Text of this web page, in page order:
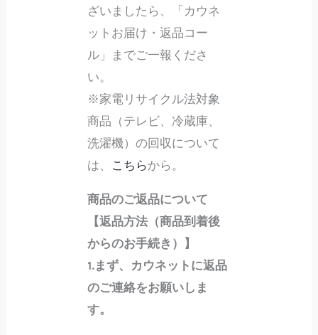
ざいましたら、「カウネ
ットお届け・返品コー
ル」までご一報くださ
い。
※家電リサイクル法対象
商品（テレビ、冷蔵庫、
洗濯機）の回収について
は、
こちらから。
商品のご返品について
【返品方法（商品到着後
からのお手続き）】
1.まず、カウネットに返品
のご連絡をお願いしま
す。